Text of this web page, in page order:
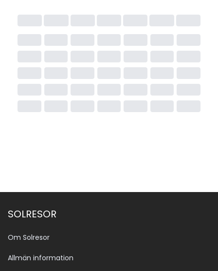
SOLRESOR
Om Solresor
Allmän information